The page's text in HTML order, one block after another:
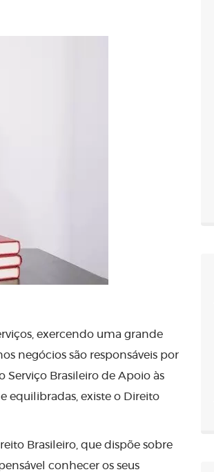
exercendo uma grande
negócios são responsáveis por
Brasileiro de Apoio às
e equilibradas, existe o Direito
Brasileiro, que dispõe sobre
conhecer os seus